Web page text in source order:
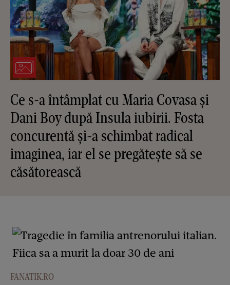
Ce s-a întâmplat cu Maria Covasa și
Dani Boy după Insula iubirii. Fosta
concurentă și-a schimbat radical
imaginea, iar el se pregătește să se
căsătorească
FANATIK.RO